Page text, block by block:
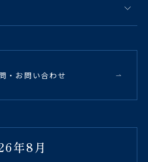
・お問い合わせ
年8月